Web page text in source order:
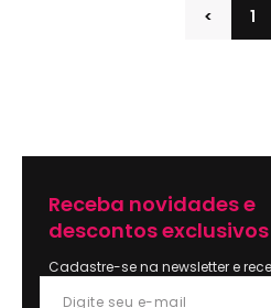
< 1
Receba novidades e
descontos exclusivos
Cadastre-se na newsletter e